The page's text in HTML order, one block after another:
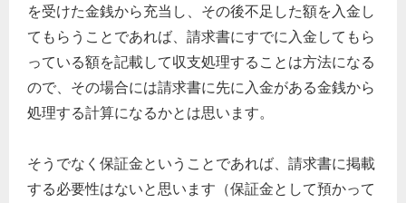
を受けた金銭から充当し、その後不足した額を入金し
てもらうことであれば、請求書にすでに入金してもら
っている額を記載して収支処理することは方法になる
ので、その場合には請求書に先に入金がある金銭から
処理する計算になるかとは思います。
そうでなく保証金ということであれば、請求書に掲載
する必要性はないと思います（保証金として預かって